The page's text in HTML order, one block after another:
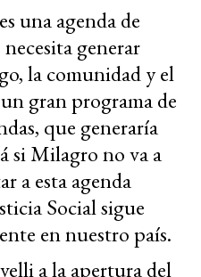
una agenda de
generar
la comunidad y el
gran programa de
que generaría
si Milagro no va a
a esta agenda
Social sigue
en nuestro país.
a la apertura del